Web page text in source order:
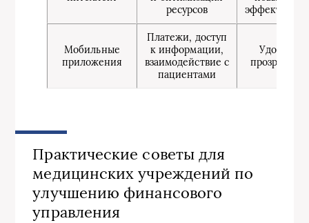
ресурсов
Мобильные
приложения
Платежи, доступ
к информации,
взаимодействие с
пациентами
Удобство,
Практические советы для
медицинских учреждений по
улучшению финансового
управления